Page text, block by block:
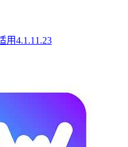
用4.1.11.23